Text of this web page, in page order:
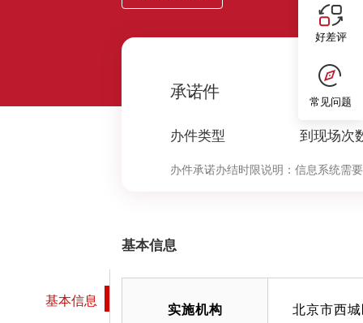
承诺件
办件类型
0
到现场次
办件承诺办结时限说明： 信息系统需
基本信息
基本信息
实施机构 北京市西
好差评
常见问题